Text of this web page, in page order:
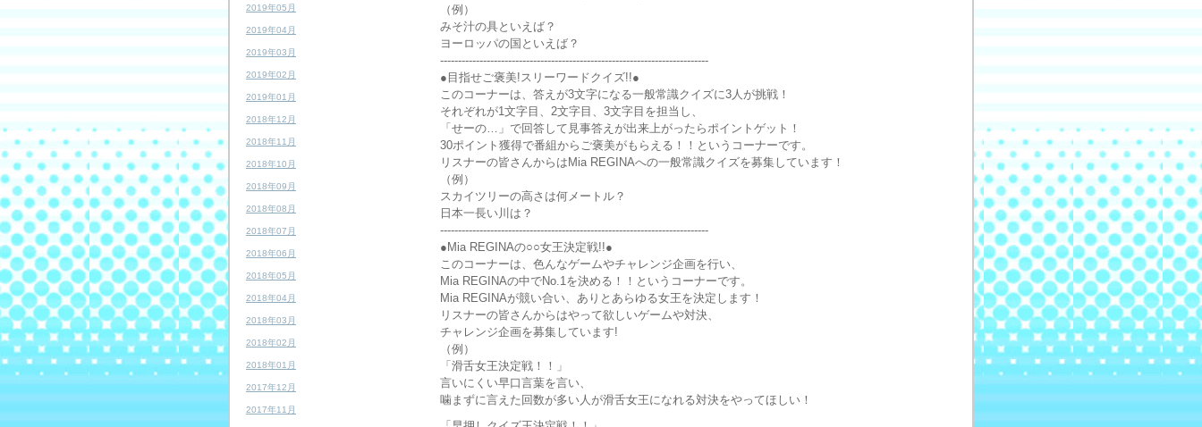
2019年05月
2019年04月
2019年03月
2019年02月
2019年01月
2018年12月
2018年11月
2018年10月
2018年09月
2018年08月
2018年07月
2018年06月
2018年05月
2018年04月
2018年03月
2018年02月
2018年01月
2017年12月
2017年11月
（例）
みそ汁の具といえば？
ヨーロッパの国といえば？
---------------------------------------------------------------------------
●目指せご褒美!スリーワードクイズ!!●
このコーナーは、答えが3文字になる一般常識クイズに3人が挑戦！
それぞれが1文字目、2文字目、3文字目を担当し、
「せーの…」で回答して見事答えが出来上がったらポイントゲット！
30ポイント獲得で番組からご褒美がもらえる！！というコーナーです。
リスナーの皆さんからはMia REGINAへの一般常識クイズを募集しています！
（例）
スカイツリーの高さは何メートル？
日本一長い川は？
---------------------------------------------------------------------------
●Mia REGINAの○○女王決定戦!!●
このコーナーは、色んなゲームやチャレンジ企画を行い、
Mia REGINAの中でNo.1を決める！！というコーナーです。
Mia REGINAが競い合い、ありとあらゆる女王を決定します！
リスナーの皆さんからはやって欲しいゲームや対決、
チャレンジ企画を募集しています!
（例）
「滑舌女王決定戦！！」
言いにくい早口言葉を言い、
噛まずに言えた回数が多い人が滑舌女王になれる対決をやってほしい！